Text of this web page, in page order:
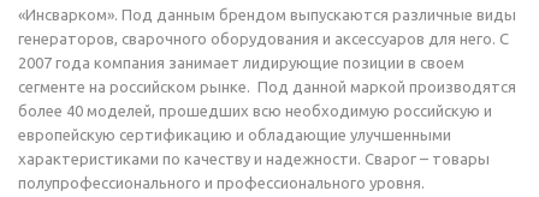
«Инсварком». Под данным брендом выпускаются различные виды
генераторов, сварочного оборудования и аксессуаров для него. С
2007 года компания занимает лидирующие позиции в своем
сегменте на российском рынке. Под данной маркой производятся
более 40 моделей, прошедших всю необходимую российскую и
европейскую сертификацию и обладающие улучшенными
характеристиками по качеству и надежности. Сварог – товары
полупрофессионального и профессионального уровня.